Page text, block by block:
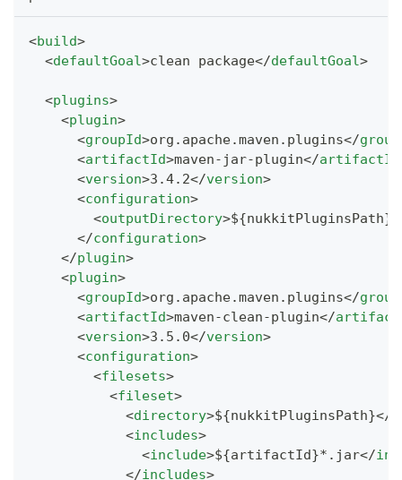
<build>
<defaultGoal>clean package</defaultGoal>
<plugins>
<plugin>
<groupId>org.apache.maven.plugins</
<artifactId>maven-jar-plugin</artifactId
<version>3.4.2</version>
<configuration>
<outputDirectory>${nukkitPluginsPath}
</configuration>
</plugin>
<plugin>
<groupId>org.apache.maven.plugins</
<artifactId>maven-clean-plugin</
<version>3.5.0</version>
<configuration>
<filesets>
<fileset>
<directory>${nukkitPluginsPath}</
<includes>
<include>${artifactId}*.jar</
</includes>